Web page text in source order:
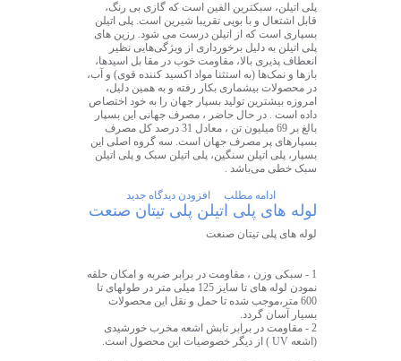
پلی اتیلن، سبکترین الفین است که گازی بی رنگ،
قابل اشتعال و با بویی تقریبا شیرین است. پلی اتیلن
بسپاری است که از اتیلن درست می شود. رزین های
پلی اتیلن به دلیل برخورداری از ویژگی‌هایی نظیر
انعطاف پذیری بالا، مقاومت خوب در مقا بل اسیدها،
بازها و نمک‌ها (به استثنا مواد اکسید کننده قوی) و آب،
در محصولات بیشماری بکار رفته و به همین دلیل،
امروزه بیشترین تولید بسپار جهان را به خود اختصاص
داده است . در حال حاضر ، مصرف جهانی این بسپار
بالغ بر 69 میلیون تن ، معادل 31 درصد کل مصرف
بسپارهای پر مصرف جهان است. سه گروه اصلی این
بسپار، پلی اتیلن سنگین، پلی اتیلن سبک و پلی اتیلن
سبک خطی می‌باشد .
ادامه مطلب افزودن دیدگاه جدید
لوله های پلی اتیلن پلی تیتان صنعت
لوله های پلی تیتان صنعت
1 - سبکی وزن ، مقاومت در برابر ضربه و امکان حلقه
نمودن لوله های تا سایز 125 میلی متر در طولهای تا
600 متر،موجب شده تا حمل و نقل این محصولات
بسیار آسان گردد.
2 - مقاومت در برابر تابش اشعه مخرب خورشیدی
(اشعه UV ) از دیگر خصوصیات این محصول است.